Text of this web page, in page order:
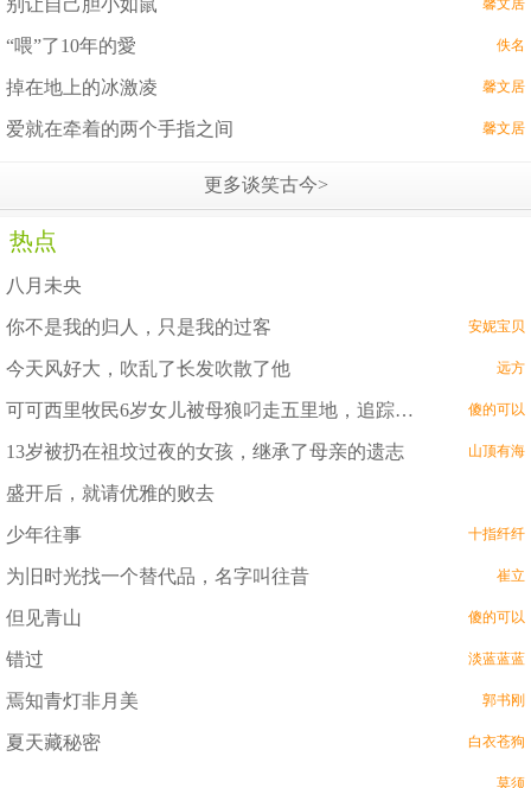
别让自己胆小如鼠 馨文居
“喂”了10年的愛 佚名
掉在地上的冰激凌 馨文居
爱就在牵着的两个手指之间 馨文居
更多谈笑古今>
热点
八月未央
安妮宝贝
你不是我的归人，只是我的过客
远方
今天风好大，吹乱了长发吹散了他
傻的可以
可可西里牧民6岁女儿被母狼叼走五里地，追踪五里后发现母狼在冰窟边等人救崽，只因3年前这孩子曾用身体温暖过嗷嗷待哺的它！
山顶有海
13岁被扔在祖坟过夜的女孩，继承了母亲的遗志
盛开后，就请优雅的败去
十指纤纤
少年往事
崔立
为旧时光找一个替代品，名字叫往昔
傻的可以
但见青山
淡蓝蓝蓝
错过
郭书刚
焉知青灯非月美
白衣苍狗
夏天藏秘密
莫须